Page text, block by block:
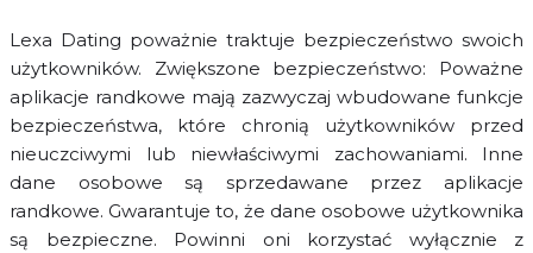
Lexa Dating poważnie traktuje bezpieczeństwo swoich
użytkowników. Zwiększone bezpieczeństwo: Poważne
aplikacje randkowe mają zazwyczaj wbudowane funkcje
bezpieczeństwa, które chronią użytkowników przed
nieuczciwymi lub niewłaściwymi zachowaniami. Inne
dane osobowe są sprzedawane przez aplikacje
randkowe. Gwarantuje to, że dane osobowe użytkownika
są bezpieczne. Powinni oni korzystać wyłącznie z